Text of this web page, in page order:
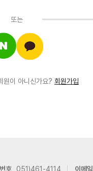
또는
원이 아니신가요? 회원가입
호 051)461-4114 이메일